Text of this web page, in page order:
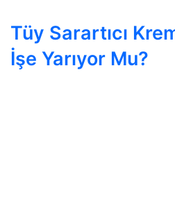
Tüy Sarartıcı
İşe Yarıyor Mu?